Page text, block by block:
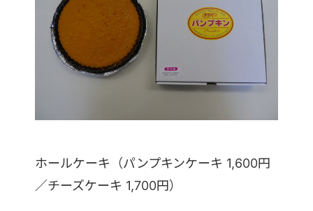
ホールケーキ（パンプキンケーキ 1,600円
／チーズケーキ 1,700円）